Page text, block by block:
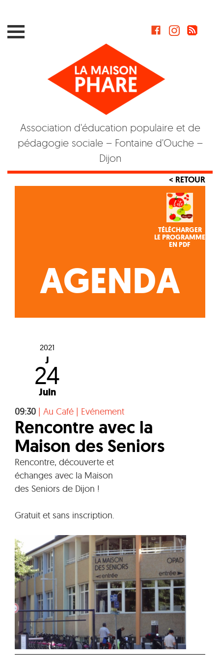
Association d'éducation populaire et de
pédagogie sociale – Fontaine d'Ouche –
Dijon
< RETOUR
TÉLÉCHARGER
LE PROGRAMME
EN PDF
AGENDA
2021
J
24
Juin
09:30 | Au Café | Evénement
Rencontre avec la
Maison des Seniors
Rencontre, découverte et
échanges avec la Maison
des Seniors de Dijon !
Gratuit et sans inscription.